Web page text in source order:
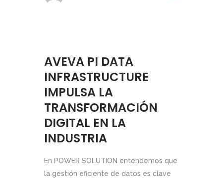
AVEVA PI DATA
INFRASTRUCTURE
IMPULSA LA
TRANSFORMACIÓN
DIGITAL EN LA
INDUSTRIA
En POWER SOLUTION entendemos que
la gestión eficiente de datos es clave